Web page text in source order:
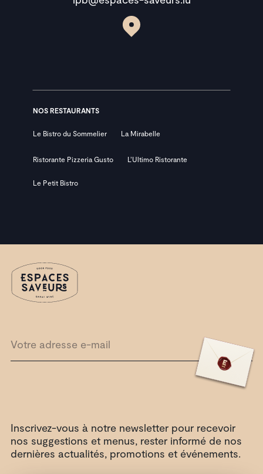
NOS RESTAURANTS
Le Bistro du Sommelier La Mirabelle
Ristorante Pizzeria Gusto L’Ultimo Ristorante
Le Petit Bistro
Inscrivez-vous à notre newsletter pour recevoir
nos suggestions et menus, rester informé de nos
dernières actualités, promotions et événements.